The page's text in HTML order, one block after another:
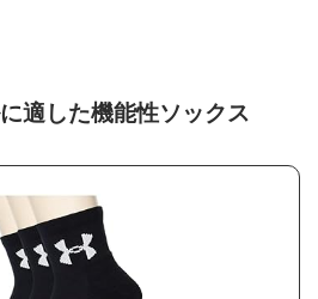
適した機能性ソックス